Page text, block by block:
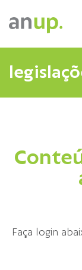
Faça login